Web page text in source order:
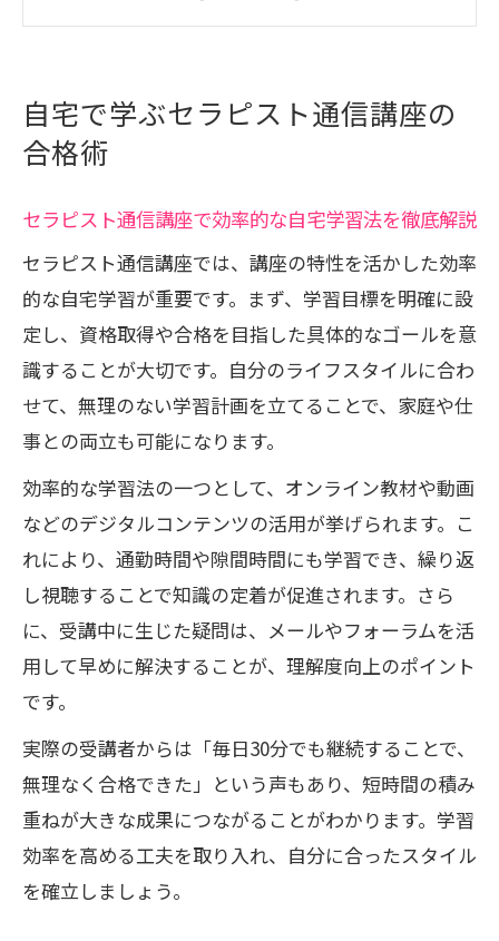
ス作り
するコツ
添削指導や質問サポートを活かした合格
対策
独学とセラピスト通信講座の違いと選び
効率を高めるセラピスト通信講座活用法
セラピスト通信講座の効率的なスケジュ
ール管理術
合格に近づくための学習ツールと活用法
セラピスト通信講座で苦手分野を克服す
る方法
模擬試験を使った受験対策のポイントと
進め方
通信講座のサポート体制を賢く利用する
コツ
受験対策なら通信講座で合格への一歩を
べき理由
合格率を高める通信講座の選び方と活用
法
過去問や模擬試験を使った実践的な学習
法
自宅で学ぶセラピスト通信講座の
合格術
セラピスト通信講座で効率的な自宅学習法を徹底解説
セラピスト通信講座では、講座の特性を活かした効率
的な自宅学習が重要です。まず、学習目標を明確に設
定し、資格取得や合格を目指した具体的なゴールを意
識することが大切です。自分のライフスタイルに合わ
せて、無理のない学習計画を立てることで、家庭や仕
事との両立も可能になります。
効率的な学習法の一つとして、オンライン教材や動画
などのデジタルコンテンツの活用が挙げられます。こ
れにより、通勤時間や隙間時間にも学習でき、繰り返
し視聴することで知識の定着が促進されます。さら
に、受講中に生じた疑問は、メールやフォーラムを活
用して早めに解決することが、理解度向上のポイント
です。
実際の受講者からは「毎日30分でも継続することで、
無理なく合格できた」という声もあり、短時間の積み
重ねが大きな成果につながることがわかります。学習
効率を高める工夫を取り入れ、自分に合ったスタイル
を確立しましょう。